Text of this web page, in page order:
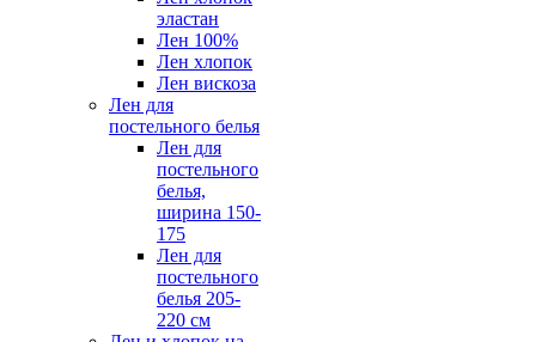
эластан
Лен 100%
Лен хлопок
Лен вискоза
Лен для
постельного белья
Лен для
постельного
белья,
ширина 150-
175
Лен для
постельного
белья 205-
220 см